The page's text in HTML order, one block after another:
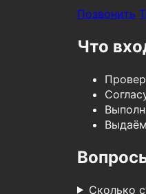
Позвонить
Что
Сколько